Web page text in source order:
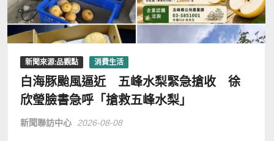
新聞來源:品觀點 消費生活
白海豚颱風逼近 五峰水梨緊急搶收 徐
欣瑩臉書急呼「搶救五峰水梨」
新聞聯訪中心 2026-08-08